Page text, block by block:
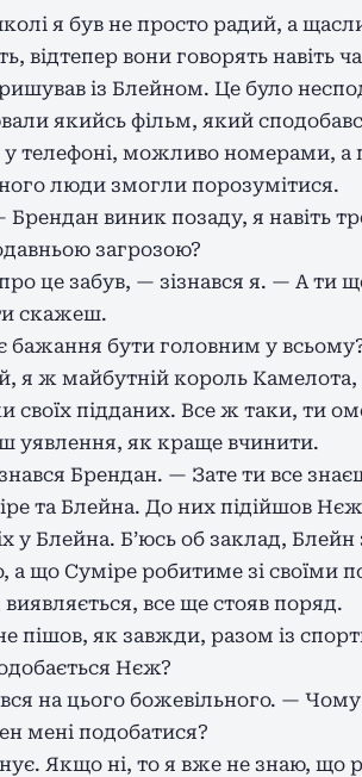
я був не просто радий, а
відтепер вони говорять навіть
із Блейном. Це було
якийсь фільм, який
телефоні, можливо номерами, а
люди змогли порозумітися.
виник позаду, я навіть
загрозою?
це забув, — зізнався я. — А ти
скажеш.
бажання бути головним у
я ж майбутній король Камелота,
підданих. Все ж таки, ти
уявлення, як краще вчинити.
Брендан. — Зате ти все
та Блейна. До них підійшов
у Блейна. Б’юсь об заклад, Блейн
а що Суміре робитиме зі своїми
все ще стояв поряд.
пішов, як завжди, разом із
Нєж?
на цього божевільного. —
мені подобатися?
Якщо ні, то я вже не знаю, що